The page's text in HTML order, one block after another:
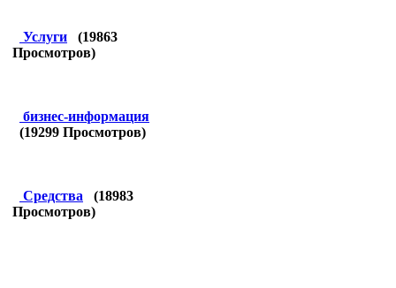
Услуги (19863
Просмотров)
бизнес-информация
(19299 Просмотров)
Средства (18983
Просмотров)